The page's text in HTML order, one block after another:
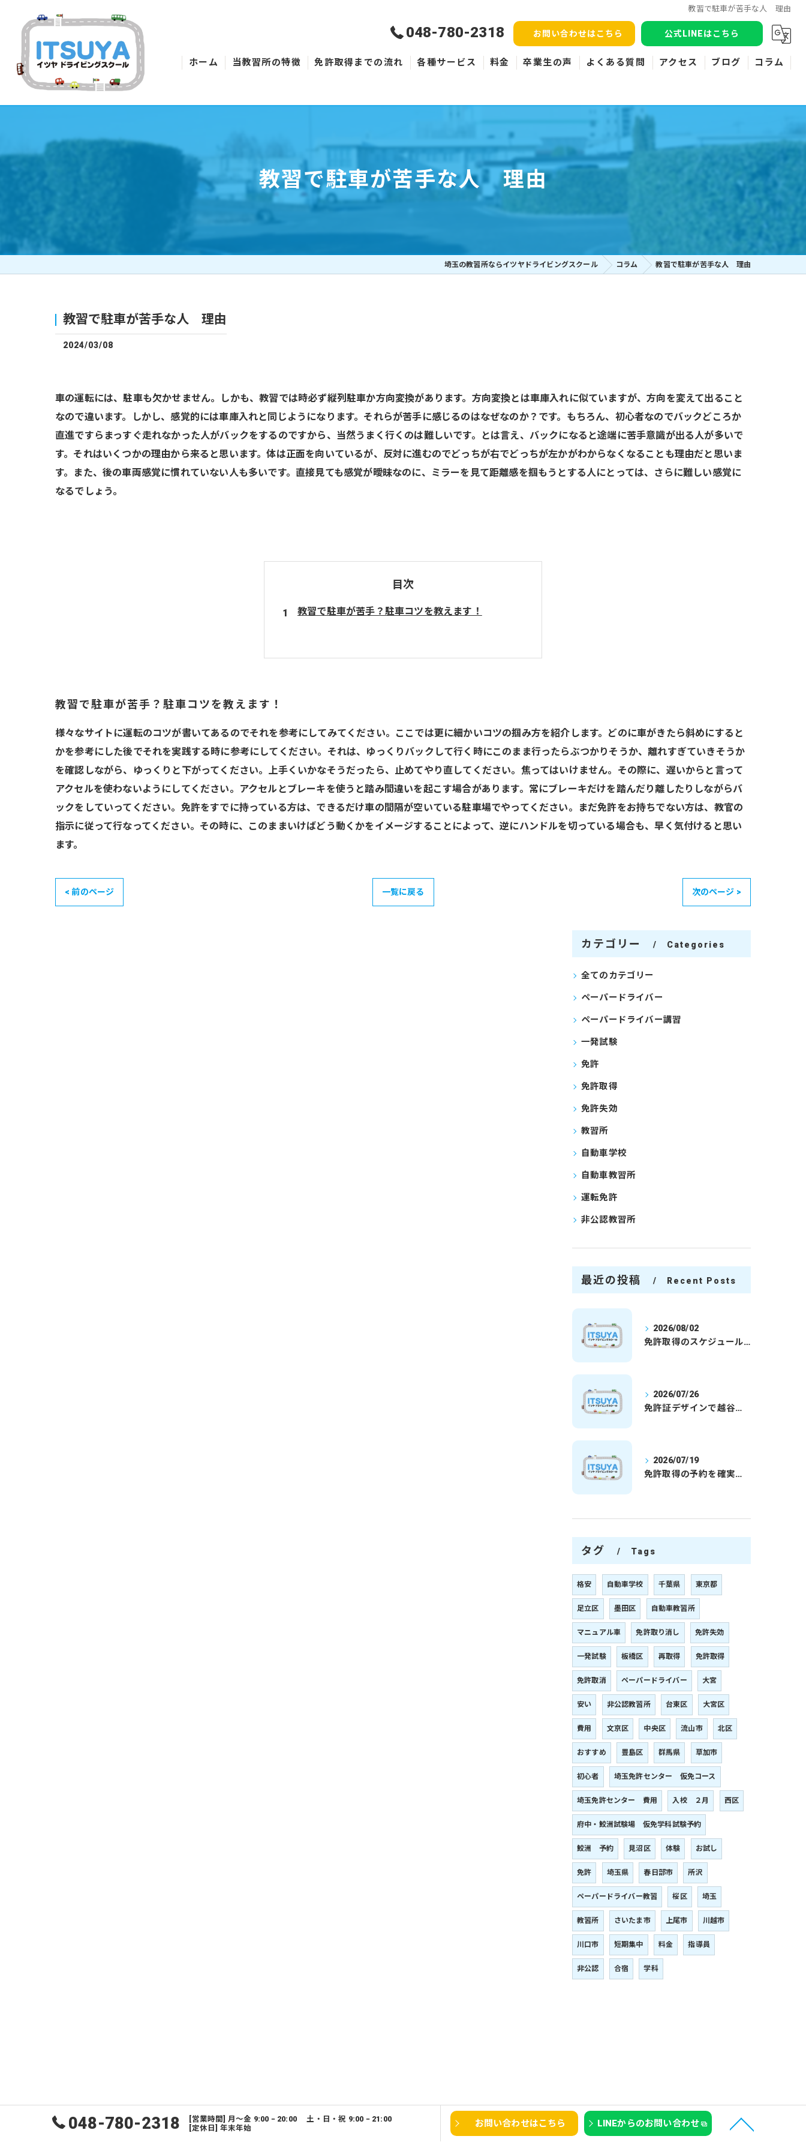
教習で駐車が苦手な人 理由
048-780-2318 お問い合わせはこちら 公式LINEはこちら
ホーム 当教習所の特徴 免許取得までの流れ 各種サービス
ペーパードライバー
料金 卒業生の声 よくある質問 アクセス ブログ コラム
教習で駐車が苦手な人 理由
埼玉の教習所ならイツヤドライビングスクール コラム 教習で駐車が苦手な人 理由
教習で駐車が苦手な人 理由
2024/03/08
車の運転には、駐車も欠かせません。しかも、教習では時必ず縦列駐車か方向変換があります。方向変換とは車庫入れに似ていますが、方向を変えて出ること
なので違います。しかし、感覚的には車庫入れと同じようになります。それらが苦手に感じるのはなぜなのか？です。もちろん、初心者なのでバックどころか
直進ですらまっすぐ走れなかった人がバックをするのですから、当然うまく行くのは難しいです。とは言え、バックになると途端に苦手意識が出る人が多いで
す。それはいくつかの理由から来ると思います。体は正面を向いているが、反対に進むのでどっちが右でどっちが左かがわからなくなることも理由だと思いま
す。また、後の車両感覚に慣れていない人も多いです。直接見ても感覚が曖昧なのに、ミラーを見て距離感を掴もうとする人にとっては、さらに難しい感覚に
なるでしょう。
目次
教習で駐車が苦手？駐車コツを教えます！
教習で駐車が苦手？駐車コツを教えます！
様々なサイトに運転のコツが書いてあるのでそれを参考にしてみてください。ここでは更に細かいコツの掴み方を紹介します。どのに車がきたら斜めにすると
かを参考にした後でそれを実践する時に参考にしてください。それは、ゆっくりバックして行く時にこのまま行ったらぶつかりそうか、離れすぎていきそうか
を確認しながら、ゆっくりと下がってください。上手くいかなそうだったら、止めてやり直してください。焦ってはいけません。その際に、遅いからと言って
アクセルを使わないようにしてください。アクセルとブレーキを使うと踏み間違いを起こす場合があります。常にブレーキだけを踏んだり離したりしながらバ
ックをしていってください。免許をすでに持っている方は、できるだけ車の間隔が空いている駐車場でやってください。まだ免許をお持ちでない方は、教官の
指示に従って行なってください。その時に、このままいけばどう動くかをイメージすることによって、逆にハンドルを切っている場合も、早く気付けると思い
ます。
< 前のページ 一覧に戻る 次のページ >
カテゴリー Categories
全てのカテゴリー
ペーパードライバー
ペーパードライバー講習
一発試験
免許
免許取得
免許失効
教習所
自動車学校
自動車教習所
運転免許
非公認教習所
最近の投稿 Recent Posts
2026/08/02
免許取得のスケジュールを徹底解説学生社会人の通学合宿別プランで最短取得のコツ
2026/07/26
免許証デザインで越谷市愛を表現する埼玉県さいたま市越谷市の免許取得完全ガイド
2026/07/19
免許取得の予約を確実に取るための最新ガイドと一発試験合格の実践法
タグ Tags
格安 自動車学校 千葉県 東京都
足立区 墨田区 自動車教習所
マニュアル車 免許取り消し 免許失効
一発試験 板橋区 再取得 免許取得
免許取消 ペーパードライバー 大宮
安い 非公認教習所 台東区 大宮区
費用 文京区 中央区 流山市 北区
おすすめ 豊島区 群馬県 草加市
初心者 埼玉免許センター 仮免コース
埼玉免許センター 費用 入校 ２月 西区
府中・鮫洲試験場 仮免学科試験予約
鮫洲 予約 見沼区 体験 お試し
免許 埼玉県 春日部市 所沢
ペーパードライバー教習 桜区 埼玉
教習所 さいたま市 上尾市 川越市
川口市 短期集中 料金 指導員
非公認 合宿 学科
048-780-2318
[営業時間] 月〜金 9:00 − 20:00 土・日・祝 9:00 − 21:00
[定休日] 年末年始
お問い合わせはこちら LINEからのお問い合わせ